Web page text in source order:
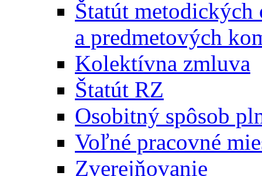
Štatút
a predmetových
Kolektívna zmluva
Štatút RZ
Osobitný spôsob
Voľné pracovné
Zverejňovanie